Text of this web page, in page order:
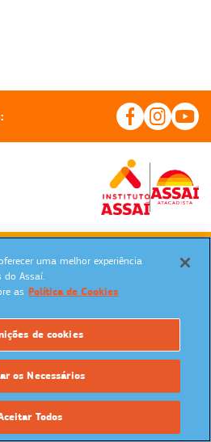
os direitos reservados.
uma melhor experiência
do Assaí.
as Política de Cookies
de cookies
os Necessários
Todos